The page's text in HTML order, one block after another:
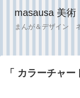
masausa 美術
まんが＆デザイン
「 カラーチャ